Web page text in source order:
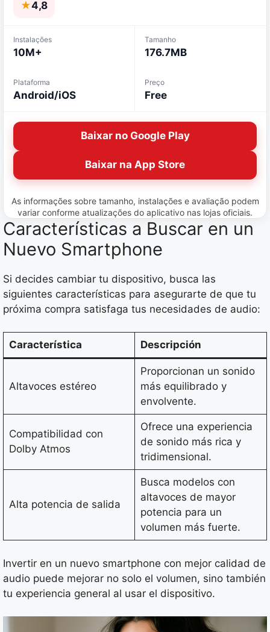
★4,8
Instalações
10M+
Tamanho
176.7MB
Plataforma
Android/iOS
Preço
Free
Baixar no Google Play
Baixar na App Store
As informações sobre tamanho, instalações e avaliação podem
variar conforme atualizações do aplicativo nas lojas oficiais.
Características a Buscar en un
Nuevo Smartphone
Si decides cambiar tu dispositivo, busca las
siguientes características para asegurarte de que tu
próxima compra satisfaga tus necesidades de audio:
Característica Descripción
Altavoces estéreo
Proporcionan un sonido
más equilibrado y
envolvente.
Compatibilidad con
Dolby Atmos
Ofrece una experiencia
de sonido más rica y
tridimensional.
Alta potencia de salida
Busca modelos con
altavoces de mayor
potencia para un
volumen más fuerte.
Invertir en un nuevo smartphone con mejor calidad de
audio puede mejorar no solo el volumen, sino también
tu experiencia general al usar el dispositivo.